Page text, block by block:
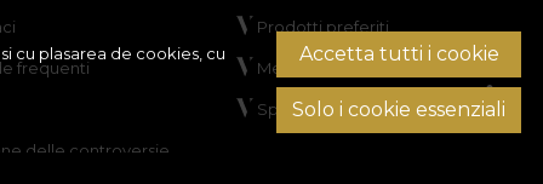
si cu plasarea de cookies, cu
Accetta tutti i cookie
Solo i cookie essenziali
frequenti
delle controversie
Prodotti preferiti
Metodi di pagamento
Spedizione e resi